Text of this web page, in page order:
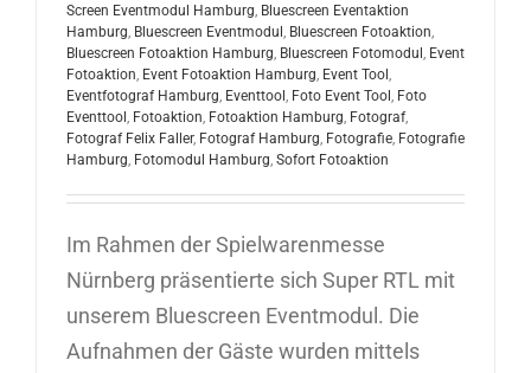
Screen Eventmodul Hamburg, Bluescreen Eventaktion
Hamburg, Bluescreen Eventmodul , Bluescreen Fotoaktion,
Bluescreen Fotoaktion Hamburg, Bluescreen Fotomodul , Event
Fotoaktion, Event Fotoaktion Hamburg, Event Tool ,
Eventfotograf Hamburg, Eventtool , Foto Event Tool , Foto
Eventtool , Fotoaktion, Fotoaktion Hamburg, Fotograf,
Fotograf Felix Faller, Fotograf Hamburg, Fotografie, Fotografie
Hamburg, Fotomodul Hamburg, Sofort Fotoaktion
Im Rahmen der Spielwarenmesse
Nürnberg präsentierte sich Super RTL mit
unserem Bluescreen Eventmodul. Die
Aufnahmen der Gäste wurden mittels